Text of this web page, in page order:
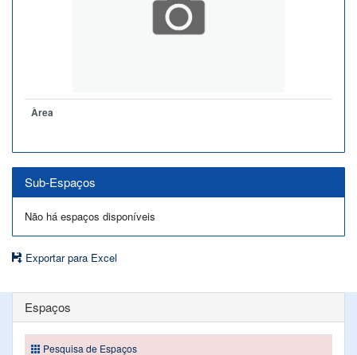
Àrea
Sub-Espaços
Não há espaços disponíveis
Exportar para Excel
Espaços
Pesquisa de Espaços